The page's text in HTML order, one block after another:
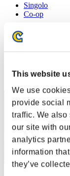
This website
We use
provide social
traffic. We also
our site with
analytics
information
they’ve
Singolo
Co-op
(Le classifiche sono
Classifiche
Posizione
30